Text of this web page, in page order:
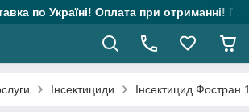
по Україні! Оплата при отриманні!
Інсектициди Інсектицид Фостран